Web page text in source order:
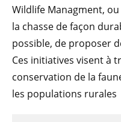
Wildlife Managment,
la chasse de façon
possible, de proposer
Ces initiatives visent à
conservation de la
les populations rurales